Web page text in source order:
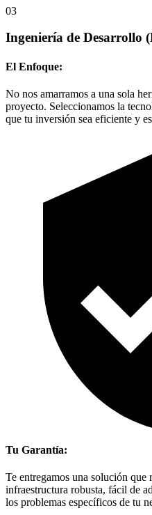
03
Ingeniería de Desarrollo
El Enfoque:
No nos amarramos a una sola
proyecto. Seleccionamos la
que tu inversión sea eficiente y
Tu Garantía:
Te entregamos una solución
infraestructura robusta, fácil de
los problemas específicos de tu